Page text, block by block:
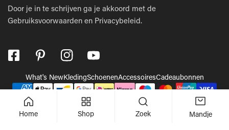
Door je in te schrijven ga je akkoord met de
Gebruiksvoorwaarden en Privacybeleid.
© 2026, Powered by Shopify
What's NewKledingSchoenenAccessoiresCadeaubonnen
Betaalmethodes
Home Shop Zoek Mandje